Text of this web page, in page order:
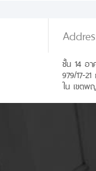
ชั้น 14 อา
979/17-
ใน เขตพ